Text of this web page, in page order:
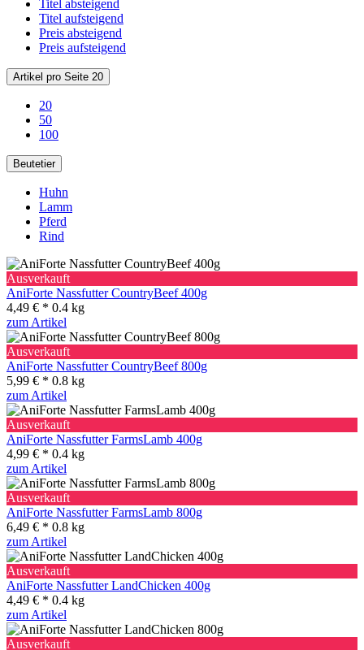
Titel absteigend
Titel aufsteigend
Preis absteigend
Preis aufsteigend
Artikel pro Seite 20
20
50
100
Beutetier
Huhn
Lamm
Pferd
Rind
Ausverkauft
AniForte Nassfutter CountryBeef 400g
4,49 € * 0.4 kg
zum Artikel
Ausverkauft
AniForte Nassfutter CountryBeef 800g
5,99 € * 0.8 kg
zum Artikel
Ausverkauft
AniForte Nassfutter FarmsLamb 400g
4,99 € * 0.4 kg
zum Artikel
Ausverkauft
AniForte Nassfutter FarmsLamb 800g
6,49 € * 0.8 kg
zum Artikel
Ausverkauft
AniForte Nassfutter LandChicken 400g
4,49 € * 0.4 kg
zum Artikel
Ausverkauft